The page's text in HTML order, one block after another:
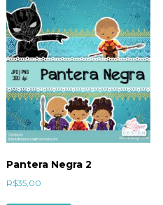
Pantera Negra 2
R$35,00